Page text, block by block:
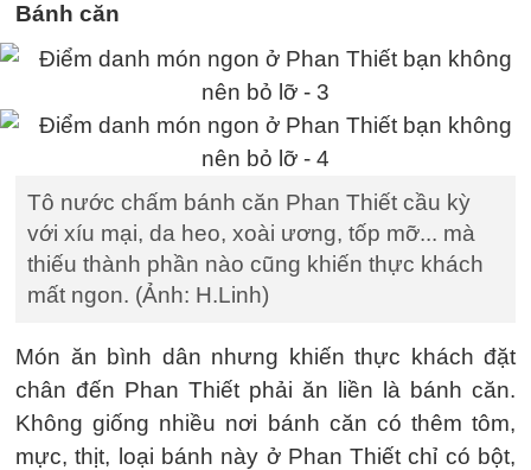
Bánh căn
Tô nước chấm bánh căn Phan Thiết cầu kỳ
với xíu mại, da heo, xoài ương, tốp mỡ... mà
thiếu thành phần nào cũng khiến thực khách
mất ngon. (Ảnh: H.Linh)
Món ăn bình dân nhưng khiến thực khách đặt
chân đến Phan Thiết phải ăn liền là bánh căn.
Không giống nhiều nơi bánh căn có thêm tôm,
mực, thịt, loại bánh này ở Phan Thiết chỉ có bột,